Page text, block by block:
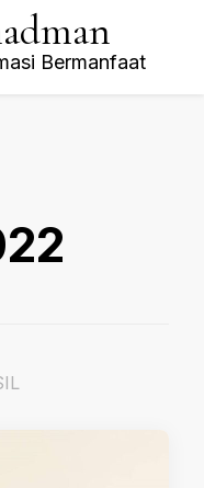
Bermanfaat